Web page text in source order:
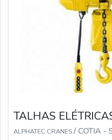
qualidade técnica, garante
TALHAS
ALPHATEC CRANES/ COTIA -